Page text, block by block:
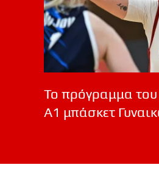
Το πρόγραμμα
Α1 μπάσκετ